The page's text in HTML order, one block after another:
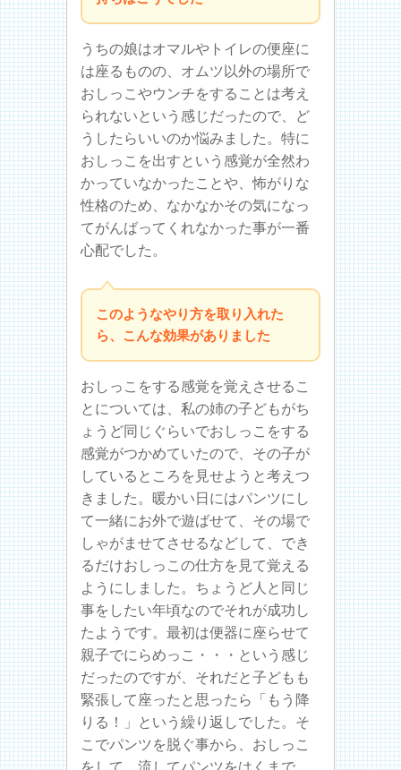
うちの娘はオマルやトイレの便座に
は座るものの、オムツ以外の場所で
おしっこやウンチをすることは考え
られないという感じだったので、ど
うしたらいいのか悩みました。特に
おしっこを出すという感覚が全然わ
かっていなかったことや、怖がりな
性格のため、なかなかその気になっ
てがんばってくれなかった事が一番
心配でした。
このようなやり方を取り入れた
ら、こんな効果がありました
おしっこをする感覚を覚えさせるこ
とについては、私の姉の子どもがち
ょうど同じぐらいでおしっこをする
感覚がつかめていたので、その子が
しているところを見せようと考えつ
きました。暖かい日にはパンツにし
て一緒にお外で遊ばせて、その場で
しゃがませてさせるなどして、でき
るだけおしっこの仕方を見て覚える
ようにしました。ちょうど人と同じ
事をしたい年頃なのでそれが成功し
たようです。最初は便器に座らせて
親子でにらめっこ・・・という感じ
だったのですが、それだと子どもも
緊張して座ったと思ったら「もう降
りる！」という繰り返しでした。そ
こでパンツを脱ぐ事から、おしっこ
をして、流してパンツをはくまで、